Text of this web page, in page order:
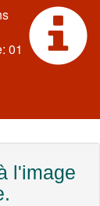
01
l'image